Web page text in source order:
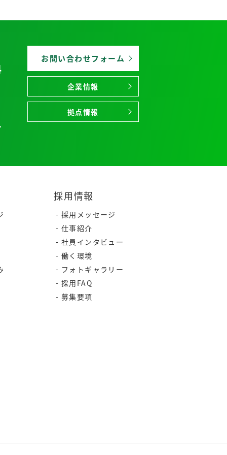
お問い合わせフォーム
企業情報
拠点情報
採用情報
採用メッセージ
仕事紹介
社員インタビュー
働く環境
フォトギャラリー
採用FAQ
募集要項